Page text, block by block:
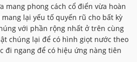
mang phong cách cổ điển vừa hoàn
lại yếu tố quyến rũ cho bất kỳ
với phần rộng nhất ở trên cùng
chúng lại để có hình giọt nước theo
đi ngang để có hiệu ứng nàng tiên